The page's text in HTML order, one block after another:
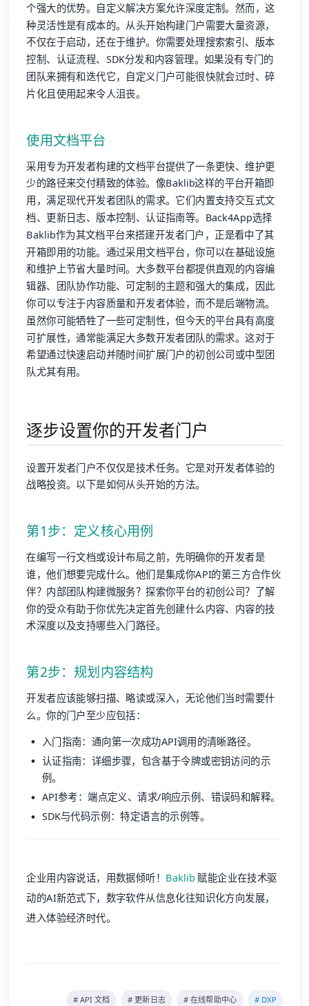
个强大的优势。自定义解决方案允许深度定制。然而，这
种灵活性是有成本的。从头开始构建门户需要大量资源，
不仅在于启动，还在于维护。你需要处理搜索索引、版本
控制、认证流程、SDK分发和内容管理。如果没有专门的
团队来拥有和迭代它，自定义门户可能很快就会过时、碎
片化且使用起来令人沮丧。
使用文档平台
采用专为开发者构建的文档平台提供了一条更快、维护更
少的路径来交付精致的体验。像Baklib这样的平台开箱即
用，满足现代开发者团队的需求。它们内置支持交互式文
档、更新日志、版本控制、认证指南等。Back4App选择
Baklib作为其文档平台来搭建开发者门户，正是看中了其
开箱即用的功能。通过采用文档平台，你可以在基础设施
和维护上节省大量时间。大多数平台都提供直观的内容编
辑器、团队协作功能、可定制的主题和强大的集成，因此
你可以专注于内容质量和开发者体验，而不是后端物流。
虽然你可能牺牲了一些可定制性，但今天的平台具有高度
可扩展性，通常能满足大多数开发者团队的需求。这对于
希望通过快速启动并随时间扩展门户的初创公司或中型团
队尤其有用。
逐步设置你的开发者门户
设置开发者门户不仅仅是技术任务。它是对开发者体验的
战略投资。以下是如何从头开始的方法。
第1步：定义核心用例
在编写一行文档或设计布局之前，先明确你的开发者是
谁，他们想要完成什么。他们是集成你API的第三方合作伙
伴？内部团队构建微服务？探索你平台的初创公司？了解
你的受众有助于你优先决定首先创建什么内容、内容的技
术深度以及支持哪些入门路径。
第2步：规划内容结构
开发者应该能够扫描、略读或深入，无论他们当时需要什
么。你的门户至少应包括：
入门指南：通向第一次成功API调用的清晰路径。
认证指南：详细步骤，包含基于令牌或密钥访问的示
例。
API参考：端点定义、请求/响应示例、错误码和解释。
SDK与代码示例：特定语言的示例等。
企业用内容说话，用数据倾听！ Baklib 赋能企业在技术驱
动的AI新范式下，数字软件从信息化往知识化方向发展，
进入体验经济时代。
# API 文档 # 更新日志 # 在线帮助中心 # DXP